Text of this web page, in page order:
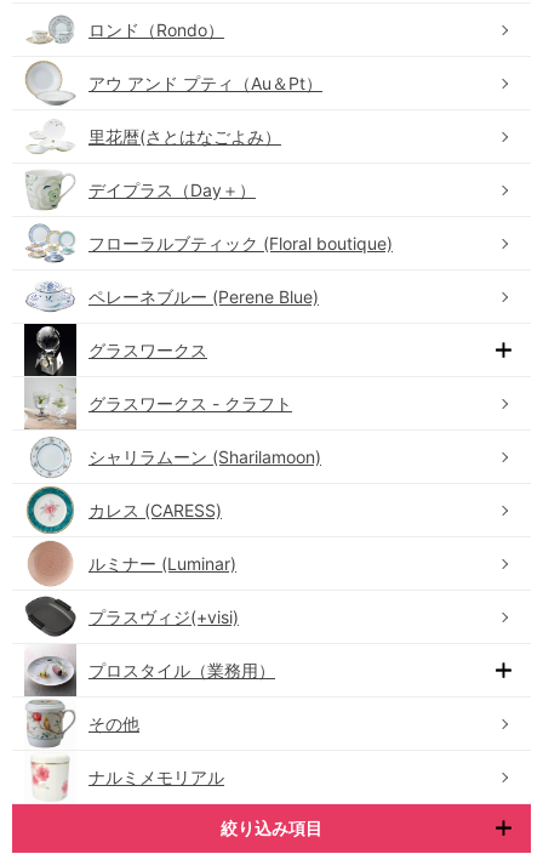
ロンド（Rondo）
アウ アンド プティ（Au＆Pt）
里花暦(さとはなごよみ）
デイプラス（Day＋）
フローラルブティック (Floral boutique)
ペレーネブルー (Perene Blue)
グラスワークス
グラスワークス - クラフト
シャリラムーン (Sharilamoon)
カレス (CARESS)
ルミナー (Luminar)
プラスヴィジ(+visi)
プロスタイル（業務用）
その他
ナルミメモリアル
絞り込み項目